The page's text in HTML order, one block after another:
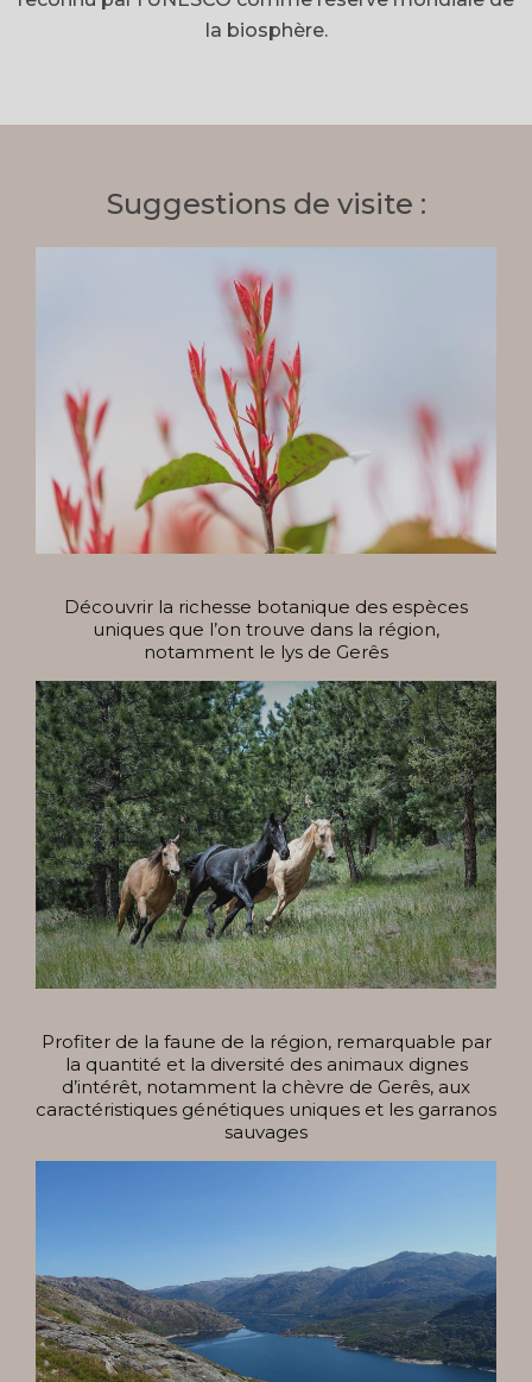
la biosphère.
Suggestions de visite :
Découvrir la richesse botanique des espèces
uniques que l’on trouve dans la région,
notamment le lys de Gerês
Profiter de la faune de la région, remarquable par
la quantité et la diversité des animaux dignes
d’intérêt, notamment la chèvre de Gerês, aux
caractéristiques génétiques uniques et les garranos
sauvages